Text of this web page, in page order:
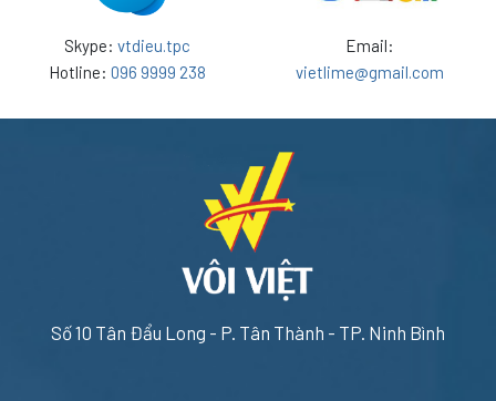
Skype: vtdieu.tpc
Hotline: 096 9999 238
Email:
vietlime@gmail.com
Số 10 Tân Đẩu Long - P. Tân Thành - TP. Ninh Bình